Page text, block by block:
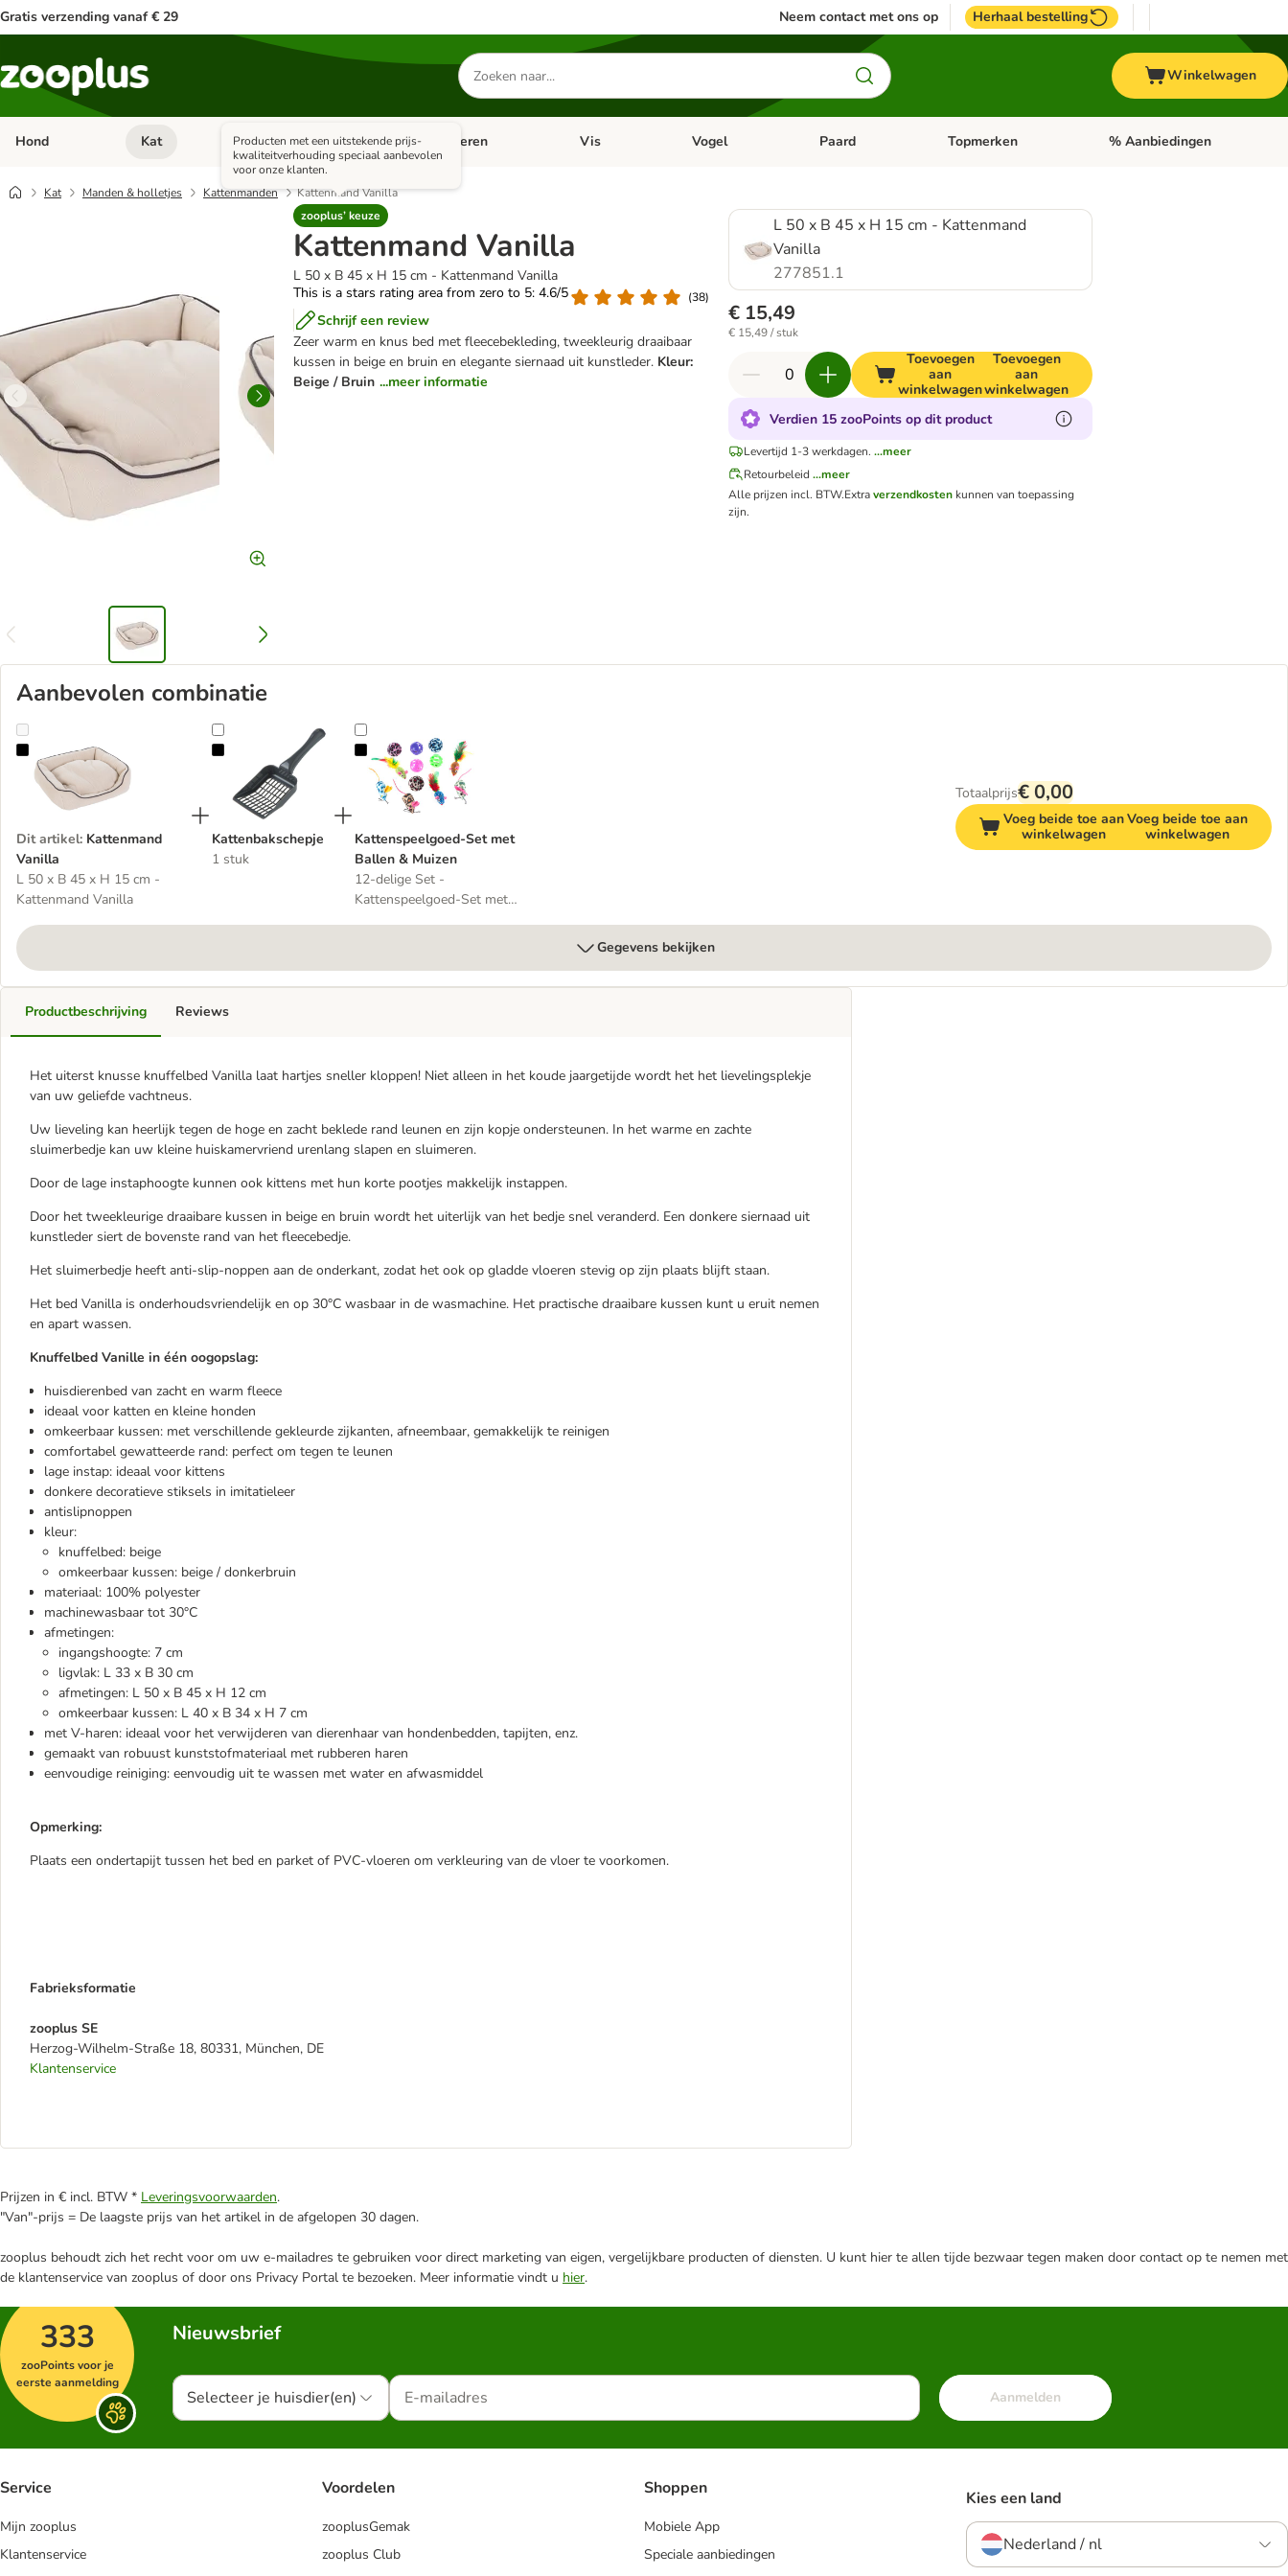
Gratis verzending vanaf € 29 Neem contact met ons op Herhaal bestelling
Zoeken
naar
producten
Winkelwagen
Hond Open categorie menu: Hond
Kat Open categorie menu: Kat
Apotheek Open categorie menu: Apotheek
Kleine dieren Open categorie menu: Kleine dieren
Vis Open categorie menu: Vis
Vogel Open categorie menu: Vogel
Paard Open categorie menu: Paard
Topmerken Open categorie menu:
% Aanbiedingen
Kat Manden & holletjes Kattenmanden
Kattenmand Vanilla
zooplus’ keuze
Producten met een uitstekende prijs-
kwaliteitverhouding speciaal aanbevolen
voor onze klanten.
Kattenmand Vanilla
L 50 x B 45 x H 15 cm - Kattenmand Vanilla
This is a stars rating area from zero to 5: 4.6/5
(38)
Schrijf een review
Zeer warm en knus bed met fleecebekleding, tweekleurig draaibaar
kussen in beige en bruin en elegante siernaad uit kunstleder. Kleur:
Beige / Bruin ...meer informatie
L 50 x B 45 x H 15 cm - Kattenmand
Vanilla
277851.1
€ 15,49
€ 15,49 / stuk
Toevoegen
aan
winkelwagen
Toevoegen
aan
winkelwagen
Verdien 15 zooPoints op dit product
Levertijd 1-3 werkdagen. ...meer
Retourbeleid ...meer
Alle prijzen incl. BTW.Extraverzendkosten kunnen van toepassing
zijn.
Aanbevolen combinatie
Kattenmand Vanilla
Dit artikel: Kattenmand
Vanilla
L 50 x B 45 x H 15 cm -
Kattenmand Vanilla
Kattenbakschepje
Kattenbakschepje
1 stuk
Kattenspeelgoed-Set met Ballen & Muizen
Kattenspeelgoed-Set met
Ballen & Muizen
12-delige Set -
Kattenspeelgoed-Set met
Totaalprijs€ 0,00
Voeg beide toe aan
winkelwagen
Voeg beide toe aan
winkelwagen
Gegevens bekijken
Productbeschrijving
Het uiterst knusse knuffelbed Vanilla laat hartjes sneller kloppen! Niet alleen in het koude jaargetijde wordt het het lievelingsplekje
van uw geliefde vachtneus.
Uw lieveling kan heerlijk tegen de hoge en zacht beklede rand leunen en zijn kopje ondersteunen. In het warme en zachte
sluimerbedje kan uw kleine huiskamervriend urenlang slapen en sluimeren.
Door de lage instaphoogte kunnen ook kittens met hun korte pootjes makkelijk instappen.
Door het tweekleurige draaibare kussen in beige en bruin wordt het uiterlijk van het bedje snel veranderd. Een donkere siernaad uit
kunstleder siert de bovenste rand van het fleecebedje.
Het sluimerbedje heeft anti-slip-noppen aan de onderkant, zodat het ook op gladde vloeren stevig op zijn plaats blijft staan.
Het bed Vanilla is onderhoudsvriendelijk en op 30°C wasbaar in de wasmachine. Het practische draaibare kussen kunt u eruit nemen
en apart wassen.
Knuffelbed Vanille in één oogopslag:
huisdierenbed van zacht en warm fleece
ideaal voor katten en kleine honden
omkeerbaar kussen: met verschillende gekleurde zijkanten, afneembaar, gemakkelijk te reinigen
comfortabel gewatteerde rand: perfect om tegen te leunen
lage instap: ideaal voor kittens
donkere decoratieve stiksels in imitatieleer
antislipnoppen
kleur:
knuffelbed: beige
omkeerbaar kussen: beige / donkerbruin
materiaal: 100% polyester
machinewasbaar tot 30°C
afmetingen:
ingangshoogte: 7 cm
ligvlak: L 33 x B 30 cm
afmetingen: L 50 x B 45 x H 12 cm
omkeerbaar kussen: L 40 x B 34 x H 7 cm
met V-haren: ideaal voor het verwijderen van dierenhaar van hondenbedden, tapijten, enz.
gemaakt van robuust kunststofmateriaal met rubberen haren
eenvoudige reiniging: eenvoudig uit te wassen met water en afwasmiddel
Opmerking:
Plaats een ondertapijt tussen het bed en parket of PVC-vloeren om verkleuring van de vloer te voorkomen.
Fabrieksformatie
zooplus SE
Herzog-Wilhelm-Straße 18, 80331, München, DE
Klantenservice
Reviews
Prijzen in € incl. BTW * Leveringsvoorwaarden.
"Van"-prijs = De laagste prijs van het artikel in de afgelopen 30 dagen.
zooplus behoudt zich het recht voor om uw e-mailadres te gebruiken voor direct marketing van eigen, vergelijkbare producten of diensten. U kunt hier te allen tijde bezwaar tegen maken door contact op te nemen met
de klantenservice van zooplus of door ons Privacy Portal te bezoeken. Meer informatie vindt u hier.
333
zooPoints voor je
eerste aanmelding
Nieuwsbrief
Selecteer je huisdier(en) Aanmelden
Service
Mijn zooplus
Klantenservice
Voordelen
zooplusGemak
zooplus Club
Shoppen
Mobiele App
Speciale aanbiedingen
Kies een land
Nederland / nl